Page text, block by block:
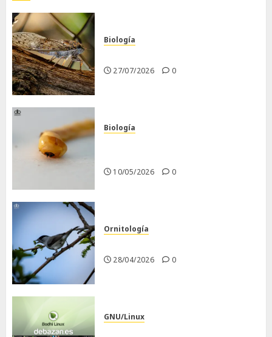
Biología
27/07/2026 0
Biología
10/05/2026 0
Ornitología
28/04/2026 0
GNU/Linux